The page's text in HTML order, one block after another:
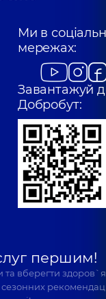
Ми в
мережах:
Завантажуй
Добробут:
першим!
та вберегти